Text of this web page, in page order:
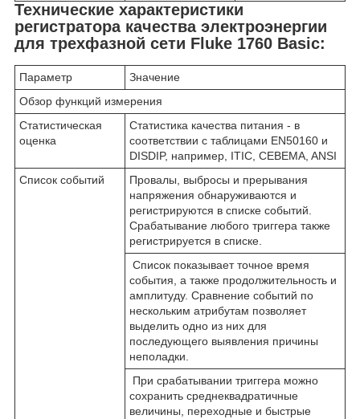
Технические характеристики
регистратора качества электроэнергии
для трехфазной сети Fluke 1760 Basic:
Параметр
Значение
Обзор функций измерения
Статистическая
оценка
Статистика качества питания - в
соответствии с таблицами EN50160 и
DISDIP, например, ITIC, CEBEMA, ANSI
Список событий
Провалы, выбросы и прерывания
напряжения обнаруживаются и
регистрируются в списке событий.
Срабатывание любого триггера также
регистрируется в списке.
Список показывает точное время
события, а также продолжительность и
амплитуду. Сравнение событий по
нескольким атрибутам позволяет
выделить одно из них для
последующего выявления причины
неполадки.
При срабатывании триггера можно
сохранить среднеквадратичные
величины, переходные и быстрые